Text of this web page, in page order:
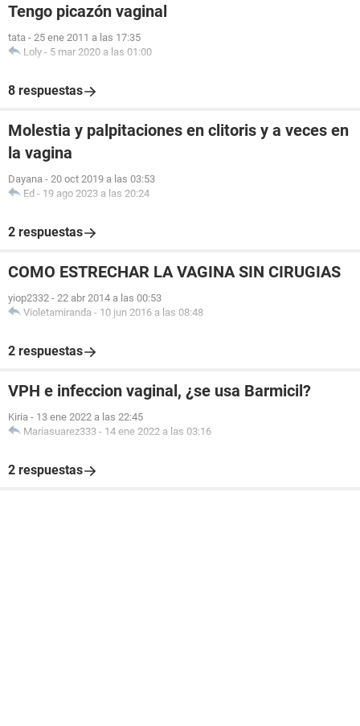
Tengo picazón vaginal
tata - 25 ene 2011 a las 17:35
Loly - 5 mar 2020 a las 01:00
8 respuestas
Molestia y palpitaciones en clitoris y a veces en
la vagina
Dayana - 20 oct 2019 a las 03:53
Ed - 19 ago 2023 a las 20:24
2 respuestas
COMO ESTRECHAR LA VAGINA SIN CIRUGIAS
yiop2332 - 22 abr 2014 a las 00:53
Violetamiranda - 10 jun 2016 a las 08:48
2 respuestas
VPH e infeccion vaginal, ¿se usa Barmicil?
Kiria - 13 ene 2022 a las 22:45
Mariasuarez333 - 14 ene 2022 a las 03:16
2 respuestas